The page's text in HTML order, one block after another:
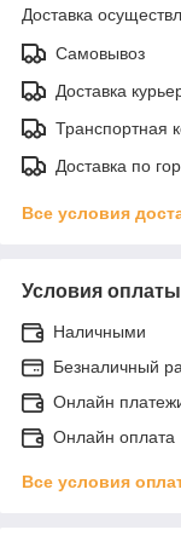
Доставка
Самовывоз
Доставка
Транспортная
Доставка по
Все условия
Условия оплаты
Наличными
Безналичный
Онлайн
Онлайн оплата
Все условия